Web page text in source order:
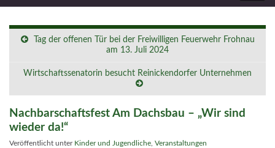
Tag der offenen Tür bei der Freiwilligen Feuerwehr Frohnau
am 13. Juli 2024
Wirtschaftssenatorin besucht Reinickendorfer Unternehmen
Nachbarschaftsfest Am Dachsbau – „Wir sind
wieder da!“
Veröffentlicht unter Kinder und Jugendliche Veranstaltungen